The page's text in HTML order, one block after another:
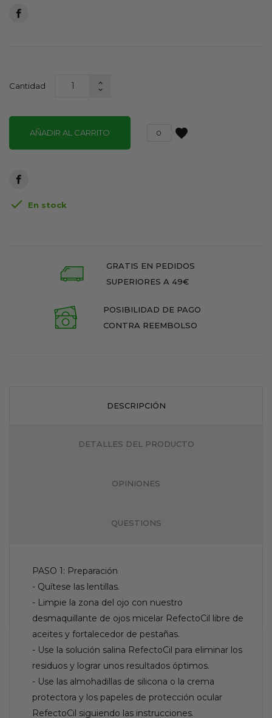
Cantidad
AÑADIR AL CARRITO favorite
0
 En stock
GRATIS EN PEDIDOS
SUPERIORES A 49€
POSIBILIDAD DE PAGO
CONTRA REEMBOLSO
DESCRIPCIÓN
DETALLES DEL PRODUCTO
OPINIONES
QUESTIONS
PASO 1: Preparación
- Quítese las lentillas.
- Limpie la zona del ojo con nuestro
desmaquillante de ojos micelar RefectoCil libre de
aceites y fortalecedor de pestañas.
- Use la solución salina RefectoCil para eliminar los
residuos y lograr unos resultados óptimos.
- Use las almohadillas de silicona o la crema
protectora y los papeles de protección ocular
RefectoCil siguiendo las instrucciones.